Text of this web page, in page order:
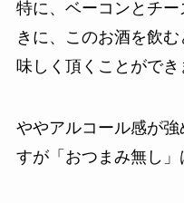
特に、ベーコンとチ
きに、このお酒を飲
味しく頂くことができ
ややアルコール感が
すが「おつまみ無し」